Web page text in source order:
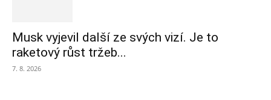
Musk vyjevil další ze svých vizí. Je to
raketový růst tržeb...
7. 8. 2026